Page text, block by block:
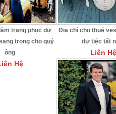
trang phục dự
trọng cho quý
ông
Hệ
Địa chỉ cho thuê
dự tiệc tất
Liên Hệ